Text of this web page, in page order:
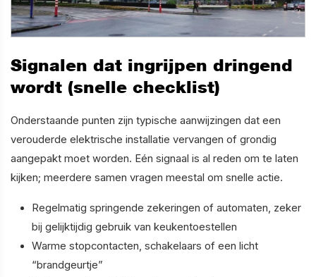
Signalen dat ingrijpen dringend
wordt (snelle checklist)
Onderstaande punten zijn typische aanwijzingen dat een
verouderde elektrische installatie vervangen of grondig
aangepakt moet worden. Eén signaal is al reden om te laten
kijken; meerdere samen vragen meestal om snelle actie.
Regelmatig springende zekeringen of automaten, zeker
bij gelijktijdig gebruik van keukentoestellen
Warme stopcontacten, schakelaars of een licht
“brandgeurtje”